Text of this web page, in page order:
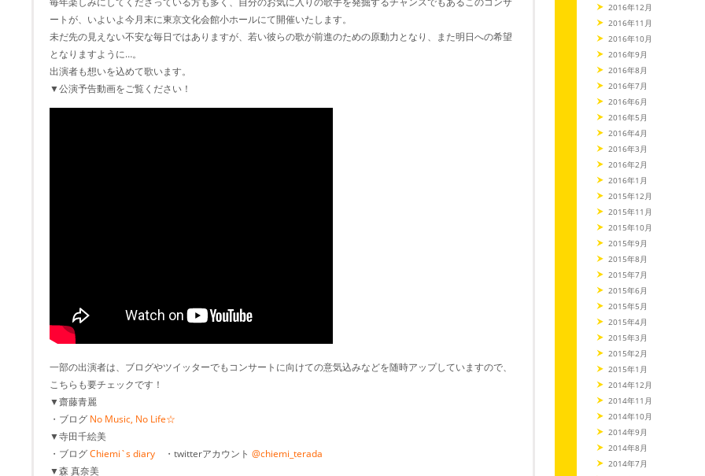
ートが、いよいよ今月末に東京文化会館小ホールにて開催いたします。
未だ先の見えない不安な毎日ではありますが、若い彼らの歌が前進のための原動力となり、また明日への希望
となりますように…。
出演者も想いを込めて歌います。
▼公演予告動画をご覧ください！
一部の出演者は、ブログやツイッターでもコンサートに向けての意気込みなどを随時アップしていますので、
こちらも要チェックです！
▼齋藤青麗
・ブログ No Music, No Life☆
▼寺田千絵美
・ブログChiemi`s diary ・twitterアカウント @chiemi_terada
▼森 真奈美
2016年12月
2016年11月
2016年10月
2016年9月
2016年8月
2016年7月
2016年6月
2016年5月
2016年4月
2016年3月
2016年2月
2016年1月
2015年12月
2015年11月
2015年10月
2015年9月
2015年8月
2015年7月
2015年6月
2015年5月
2015年4月
2015年3月
2015年2月
2015年1月
2014年12月
2014年11月
2014年10月
2014年9月
2014年8月
2014年7月